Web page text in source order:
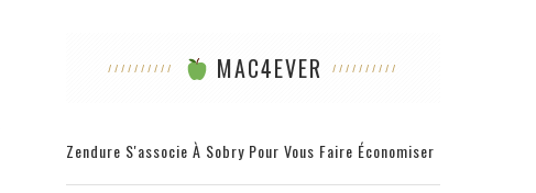
MAC4EVER
Zendure S'associe À Sobry Pour Vous Faire Économiser